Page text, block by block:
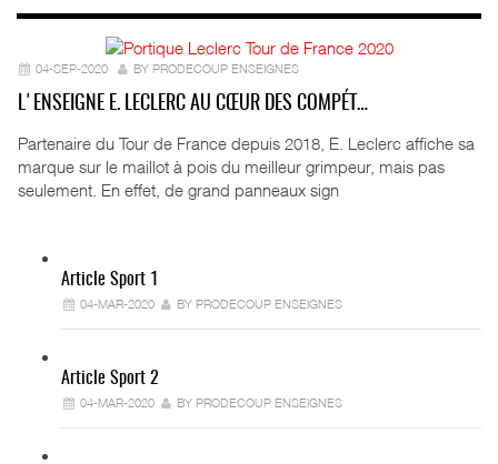
04-SEP-2020 BY PRODECOUP ENSEIGNES
L'ENSEIGNE E. LECLERC AU CŒUR DES COMPÉT…
Partenaire du Tour de France depuis 2018, E. Leclerc affiche sa
marque sur le maillot à pois du meilleur grimpeur, mais pas
seulement. En effet, de grand panneaux sign
Article Sport 1
04-MAR-2020 BY PRODECOUP ENSEIGNES
Article Sport 2
04-MAR-2020 BY PRODECOUP ENSEIGNES